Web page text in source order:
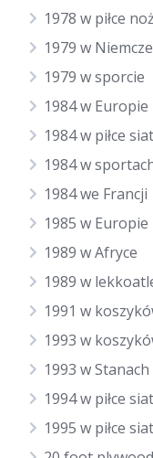
1978 w piłce
1979 w
1979 w sporcie
1984 w Europie
1984 w piłce
1984 w
1984 we Francji
1985 w Europie
1989 w Afryce
1989 w
1991 w
1993 w
1993 w
1994 w piłce
1995 w piłce